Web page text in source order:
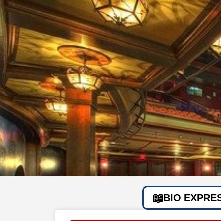
BIO